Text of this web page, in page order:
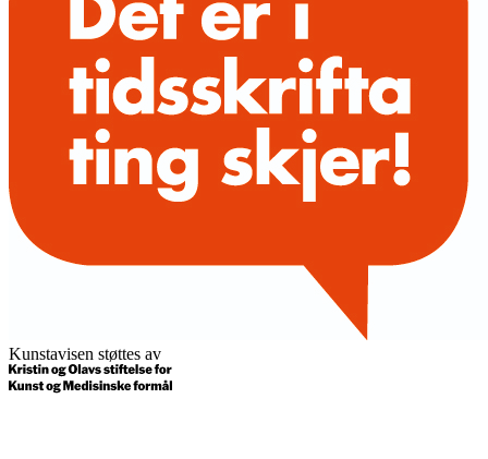
Kunstavisen støttes av